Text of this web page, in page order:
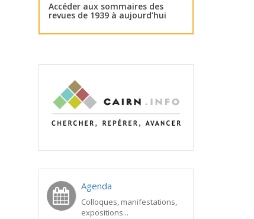
Accéder aux sommaires des
revues de 1939 à aujourd’hui
Agenda
Colloques, manifestations,
expositions...